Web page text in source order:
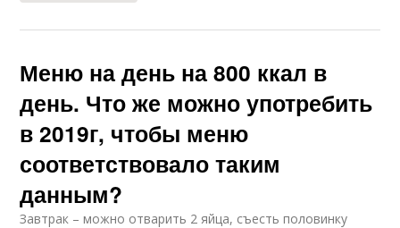
Меню на день на 800 ккал в
день. Что же можно употребить
в 2019г, чтобы меню
соответствовало таким
данным?
Завтрак – можно отварить 2 яйца, съесть половинку